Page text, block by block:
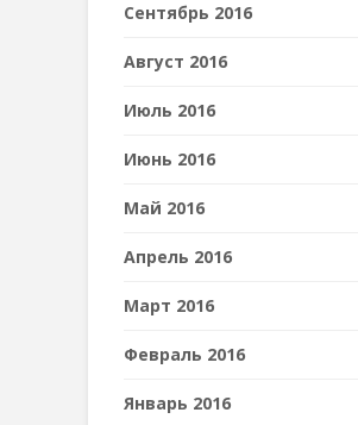
Сентябрь 2016
Август 2016
Июль 2016
Июнь 2016
Май 2016
Апрель 2016
Март 2016
Февраль 2016
Январь 2016